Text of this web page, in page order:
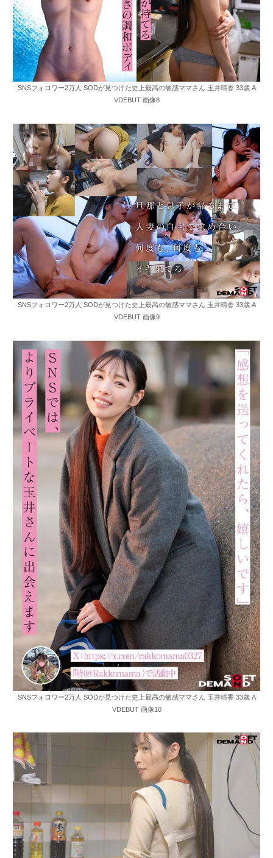
SNSフォロワー2万人 SODが見つけた史上最高の敏感ママさん 玉井晴香 33歳 A
VDEBUT 画像8
SNSフォロワー2万人 SODが見つけた史上最高の敏感ママさん 玉井晴香 33歳 A
VDEBUT 画像9
SNSフォロワー2万人 SODが見つけた史上最高の敏感ママさん 玉井晴香 33歳 A
VDEBUT 画像10